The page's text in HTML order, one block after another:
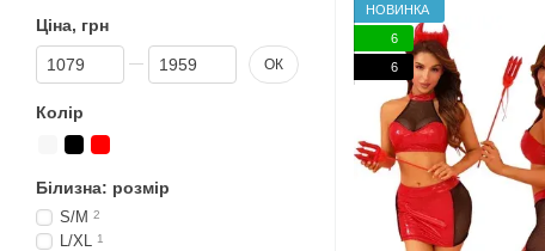
НОВИНКА
6
6
Ціна, грн
Від Ціна, грн
До Ціна, грн ОК
Колір
Білизна: розмір
S/M 2
L/XL 1